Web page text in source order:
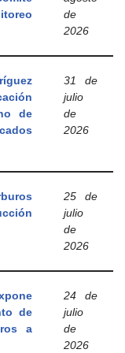
de
2026
de
31 de
julio
de
2026
25 de
julio
de
2026
de
a
24 de
julio
de
2026